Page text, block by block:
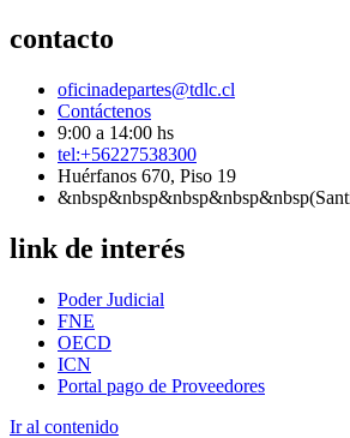
contacto
oficinadepartes@tdlc.cl
Contáctenos
9:00 a 14:00 hs
tel:+56227538300
Huérfanos 670, Piso 19
link de interés
Poder Judicial
FNE
OECD
ICN
Portal pago de Proveedores
Ir al contenido